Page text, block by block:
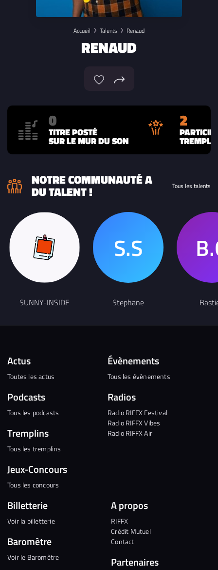
Accueil Talents Renaud
RENAUD
0
TITRE POSTÉ
SUR LE MUR DU SON
2
NOTRE COMMUNAUTÉ A
DU TALENT ! Tous les talents
SUNNY-INSIDE Stephane
Actus
Toutes les actus
Podcasts
Tous les podcasts
Tremplins
Tous les tremplins
Jeux-Concours
Tous les concours
Évènements
Tous les évènements
Radios
Radio RIFFX Festival
Radio RIFFX Vibes
Radio RIFFX Air
Billetterie
Voir la billetterie
Baromètre
Voir le Baromètre
A propos
RIFFX
Crédit Mutuel
Contact
Partenaires